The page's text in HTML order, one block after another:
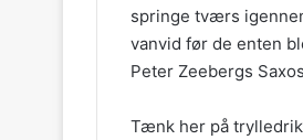
springe tværs
vanvid før de enten
Peter Zeebergs
Tænk her på